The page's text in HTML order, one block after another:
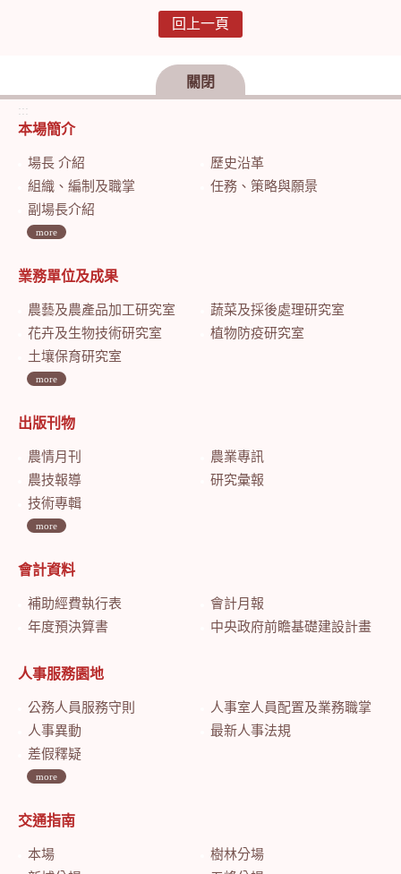
回上一頁
關閉
:::
本場簡介
場長 介紹
歷史沿革
組織、編制及職掌
任務、策略與願景
副場長介紹
more
業務單位及成果
農藝及農產品加工研究室
蔬菜及採後處理研究室
花卉及生物技術研究室
植物防疫研究室
土壤保育研究室
more
出版刊物
農情月刊
農業專訊
農技報導
研究彙報
技術專輯
more
會計資料
補助經費執行表
會計月報
年度預決算書
中央政府前瞻基礎建設計畫特別預算會計月報
人事服務園地
公務人員服務守則
人事室人員配置及業務職掌
人事異動
最新人事法規
差假釋疑
more
交通指南
本場
樹林分場